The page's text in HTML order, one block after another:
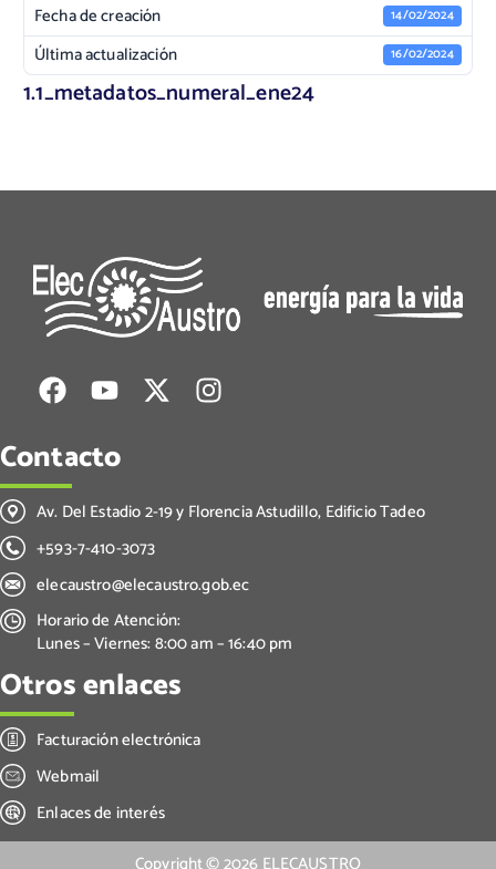
Fecha de creación 14/02/2024
Última actualización 16/02/2024
1.1_metadatos_numeral_ene24
Contacto
Av. Del Estadio 2-19 y Florencia Astudillo, Edificio Tadeo
+593-7-410-3073
elecaustro@elecaustro.gob.ec
Horario de Atención:
Lunes – Viernes: 8:00 am – 16:40 pm
Otros enlaces
Facturación electrónica
Webmail
Enlaces de interés